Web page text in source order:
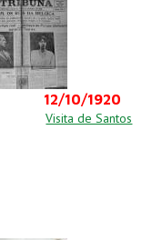
12/10/1920
Visita de Santos